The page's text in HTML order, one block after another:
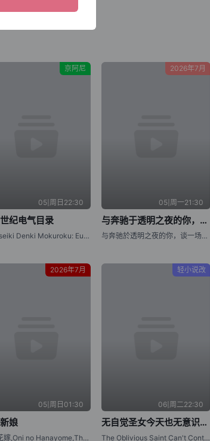
京阿尼
05|周日22:30
纪电气目录
Nijusseiki Denki Mokuroku: Eureka Evrika,Sparks of Tomorrow
2026年7月
05|周一21:30
与奔驰于透明之夜的你，谈一场看不见的恋爱。
与奔驰於透明之夜的你，谈一场看不见的恋爱。
2026年7月
05|周日01:30
娘
鬼之花嫁,Oni no Hanayome,The Ogre's Bride
轻小说改
06|周二22:30
无自觉圣女今天也无意识地释放力量
The Oblivious Saint Can't Contain Her Power,Mujikaku Seijo wa Kyou mo Muishiki ni Chikara wo Tare Nagasu